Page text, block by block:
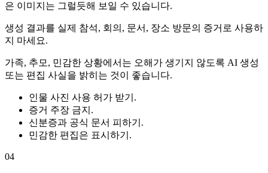
은 이미지는 그럴듯해 보일 수 있습니다.
생성 결과를 실제 참석, 회의, 문서, 장소 방문의 증거로 사용하
지 마세요.
가족, 추모, 민감한 상황에서는 오해가 생기지 않도록 AI 생성
또는 편집 사실을 밝히는 것이 좋습니다.
인물 사진 사용 허가 받기.
증거 주장 금지.
신분증과 공식 문서 피하기.
민감한 편집은 표시하기.
04